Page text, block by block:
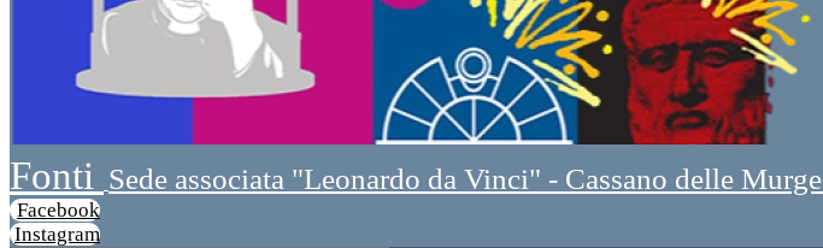
Fonti Sede associata "Leonardo da Vinci" - Cassano delle Murge
Facebook
Instagram